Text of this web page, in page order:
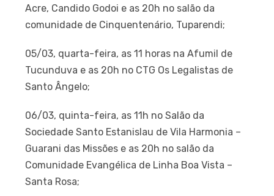
Acre, Candido Godoi e as 20h no salão da
comunidade de Cinquentenário, Tuparendi;
05/03, quarta-feira, as 11 horas na Afumil de
Tucunduva e as 20h no CTG Os Legalistas de
Santo Ângelo;
06/03, quinta-feira, as 11h no Salão da
Sociedade Santo Estanislau de Vila Harmonia –
Guarani das Missões e as 20h no salão da
Comunidade Evangélica de Linha Boa Vista –
Santa Rosa;